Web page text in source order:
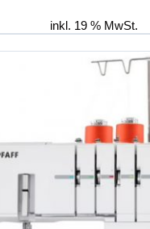
1.249,00 €
inkl. 19 % MwSt.
IN DEN WARENKORB